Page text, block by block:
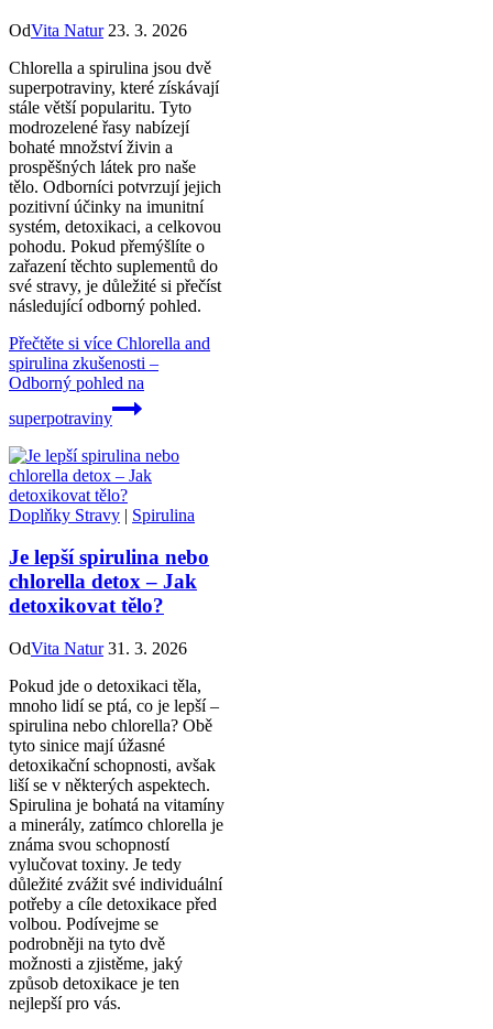
OdVita Natur 23. 3. 2026
Chlorella a spirulina jsou dvě
superpotraviny, které získávají
stále větší popularitu. Tyto
modrozelené řasy nabízejí
bohaté množství živin a
prospěšných látek pro naše
tělo. Odborníci potvrzují jejich
pozitivní účinky na imunitní
systém, detoxikaci, a celkovou
pohodu. Pokud přemýšlíte o
zařazení těchto suplementů do
své stravy, je důležité si přečíst
následující odborný pohled.
Přečtěte si více Chlorella and
spirulina zkušenosti –
Odborný pohled na
superpotraviny
Doplňky Stravy | Spirulina
Je lepší spirulina nebo
chlorella detox – Jak
detoxikovat tělo?
OdVita Natur 31. 3. 2026
Pokud jde o detoxikaci těla,
mnoho lidí se ptá, co je lepší –
spirulina nebo chlorella? Obě
tyto sinice mají úžasné
detoxikační schopnosti, avšak
liší se v některých aspektech.
Spirulina je bohatá na vitamíny
a minerály, zatímco chlorella je
známa svou schopností
vylučovat toxiny. Je tedy
důležité zvážit své individuální
potřeby a cíle detoxikace před
volbou. Podívejme se
podrobněji na tyto dvě
možnosti a zjistěme, jaký
způsob detoxikace je ten
nejlepší pro vás.